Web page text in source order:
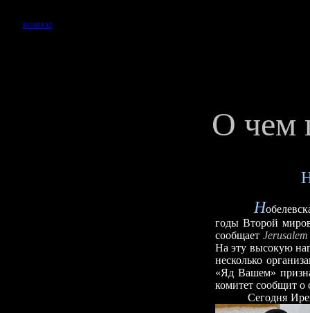
ВОЗВРАТ
О
Н
годы Второй
сообщает
На эту высокую
несколько
«Яд Вашем»
комитет сообщит о
Сегодня Ирена